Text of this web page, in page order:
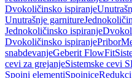
Dvokoličinsko ispiranje
Unutrašnje garniture
Jednokoličinsko ispiranje
Dvokoličinsko ispiranjePribor
snabdevanjeGeberit FlowFit
cevi za grejanjeSistemske cevi
Spojni elementiSpojnice